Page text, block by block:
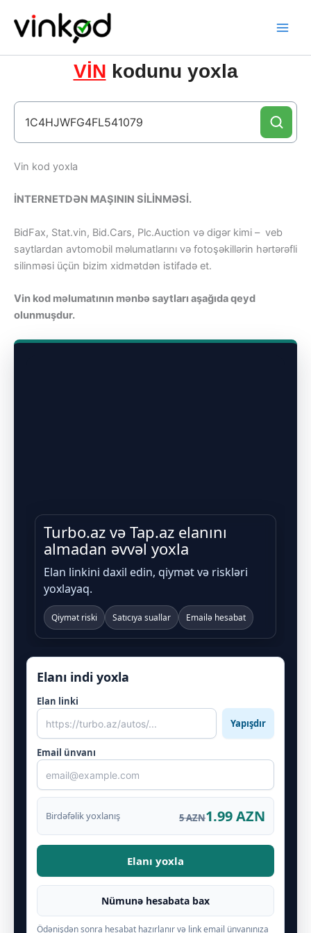
content
VİN kodunu yoxla
Vin kod yoxla
İNTERNETDƏN MAŞININ SİLİNMƏSİ.
BidFax, Stat.vin, Bid.Cars, Plc.Auction və digər kimi – veb
saytlardan avtomobil məlumatlarını və fotoşəkillərin hərtərəfli
silinməsi üçün bizim xidmətdən istifadə et.
Vin kod məlumatının mənbə saytları aşağıda qeyd
olunmuşdur.
Turbo.az və Tap.az elanını
almadan əvvəl yoxla
Elan linkini daxil edin, qiymət və riskləri
yoxlayaq.
Qiymət riski Satıcıya suallar Emailə hesabat
Elanı indi yoxla
Elan linki
Yapışdır
Email ünvanı
Birdəfəlik yoxlanış 5 AZN1.99 AZN
Elanı yoxla
Nümunə hesabata bax
Ödənişdən sonra hesabat hazırlanır və link email ünvanınıza